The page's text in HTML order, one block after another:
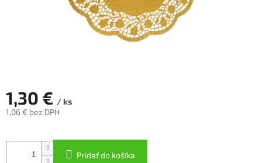
1,30 € / ks
1,06 € bez DPH
cena:
Pridať do košíka